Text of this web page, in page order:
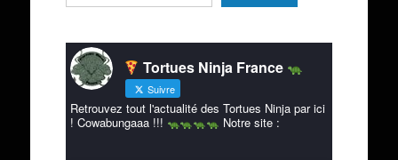
Tortues Ninja France
Suivre
Retrouvez tout l'actualité des Tortues Ninja par ici
! Cowabungaaa !!!
Notre site :